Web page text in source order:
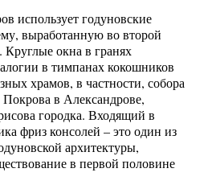
использует годуновские
выработанную во второй
окна в гранях
в тимпанах кокошников
храмов, в частности, собора
в Александрове,
городка. Входящий в
фриз консолей – это один из
архитектуры,
в первой половине